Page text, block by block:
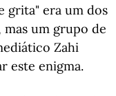
grita" era um dos
um grupo de
Zahi
este enigma.